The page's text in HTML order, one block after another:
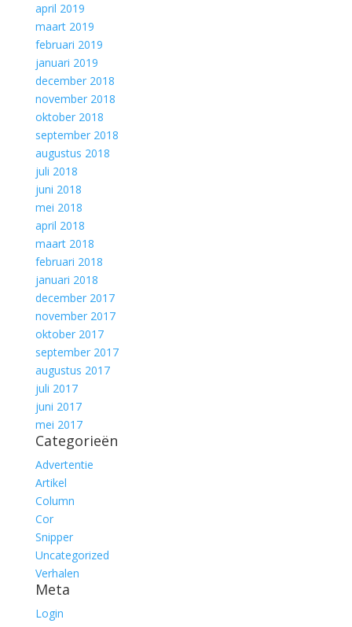
april 2019
maart 2019
februari 2019
januari 2019
december 2018
november 2018
oktober 2018
september 2018
augustus 2018
juli 2018
juni 2018
mei 2018
april 2018
maart 2018
februari 2018
januari 2018
december 2017
november 2017
oktober 2017
september 2017
augustus 2017
juli 2017
juni 2017
mei 2017
Categorieën
Advertentie
Artikel
Column
Cor
Snipper
Uncategorized
Verhalen
Meta
Login